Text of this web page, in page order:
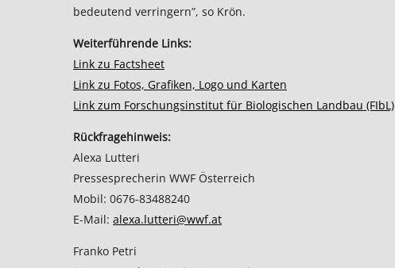
bedeutend verringern”, so Krön.
Weiterführende Links:
Link zu Factsheet
Link zu Fotos, Grafiken, Logo und Karten
Link zum Forschungsinstitut für Biologischen Landbau (FIbL)
Rückfragehinweis:
Alexa Lutteri
Pressesprecherin WWF Österreich
Mobil: 0676-83488240
E-Mail: alexa.lutteri@wwf.at
Franko Petri